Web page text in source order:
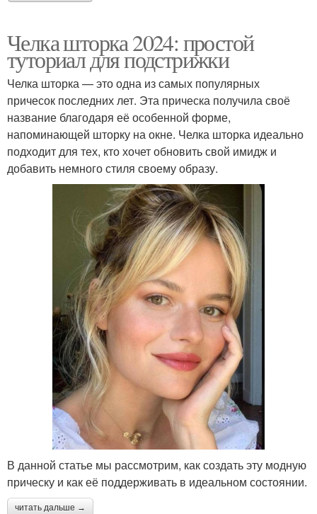
Челка шторка 2024: простой
туториал для подстрижки
Челка шторка — это одна из самых популярных
причесок последних лет. Эта прическа получила своё
название благодаря её особенной форме,
напоминающей шторку на окне. Челка шторка идеально
подходит для тех, кто хочет обновить свой имидж и
добавить немного стиля своему образу.
В данной статье мы рассмотрим, как создать эту модную
прическу и как её поддерживать в идеальном состоянии.
читать дальше →